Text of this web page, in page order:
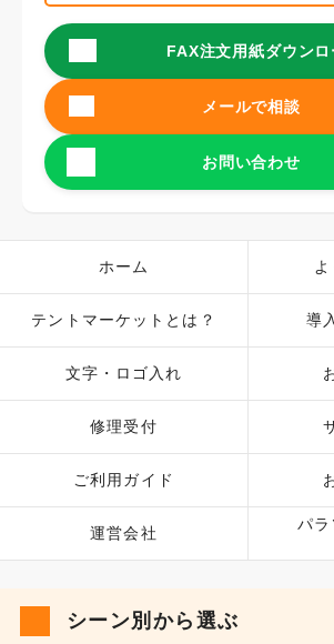
FAX注文用紙ダウンロ
メールで相談
お問い合わせ
ホーム
テントマーケットとは？
文字・ロゴ入れ
修理受付
ご利用ガイド
運営会社
導
パラ
シーン別から選ぶ